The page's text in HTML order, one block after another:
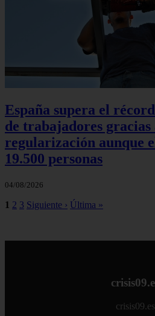
España supera el
de trabajadores gracias
regularización aunque
19.500 personas
04/08/2026
1 2 3 Siguiente › Última »
crisis09.es